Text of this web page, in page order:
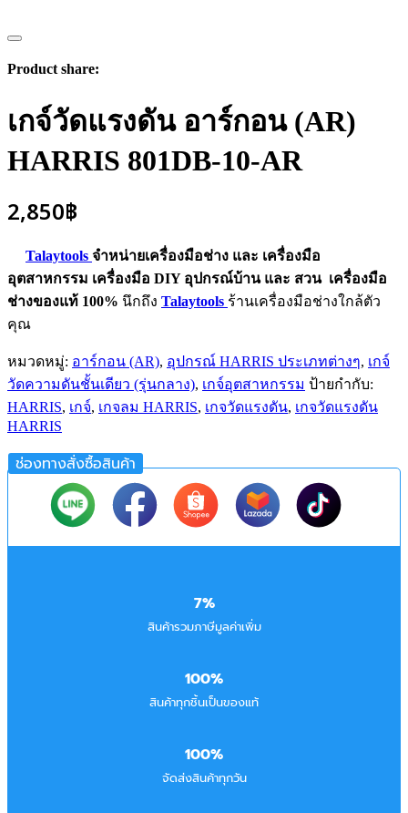
Product share:
เกจ์วัดแรงดัน อาร์กอน (AR)
HARRIS 801DB-10-AR
2,850฿
Talaytools จำหน่ายเครื่องมือช่าง และ เครื่องมือ
อุตสาหกรรม เครื่องมือ DIY อุปกรณ์บ้าน และ สวน เครื่องมือ
ช่างของแท้ 100% นึกถึง Talaytools ร้านเครื่องมือช่างใกล้ตัว
คุณ
หมวดหมู่: อาร์กอน (AR), อุปกรณ์ HARRIS ประเภทต่างๆ, เกจ์
วัดความดันชั้นเดียว (รุ่นกลาง), เกจ์อุตสาหกรรม ป้ายกำกับ:
HARRIS, เกจ์, เกจลม HARRIS, เกจวัดแรงดัน, เกจวัดแรงดัน
HARRIS
ช่องทางสั่งซื้อสินค้า
7%
สินค้ารวมภาษีมูลค่าเพิ่ม
100%
สินค้าทุกชิ้นเป็นของแท้
100%
จัดส่งสินค้าทุกวัน